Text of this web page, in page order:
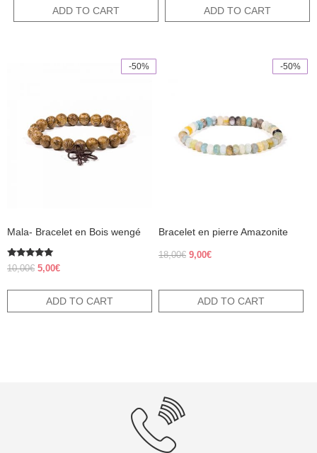
was: is:
ADD TO CART ADD TO CART
-50%
Mala- Bracelet en Bois wengé
Rated
5.00
10,00€ Original
10,00€.
5,00€Current
5,00€.
ADD TO CART
-50%
Bracelet en pierre Amazonite
18,00€ Original
9,00€Current
ADD TO CART